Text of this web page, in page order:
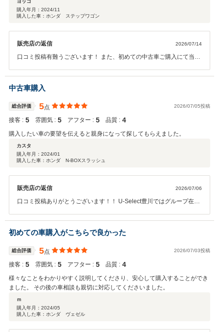
ヨッコ
購入年月： 2024/11
購入した車：ホンダ ステップワゴン
販売店の返信 2026/07/14
口コミ投稿有難うございます！ また、初めての中古車ご購入にて当店
フ対応につきまして温かいお言葉まで頂き、 感激しております。今後
も点検、車検はじめとしたメンテナンスや お車のお買い替え時も是非
ご用命下さいませ！ どうぞよろしくお願いします！！
中古車購入
総合評価 5点 2026/07/05投稿
接客 : 5 雰囲気 : 5 アフター : 5 品質 : 4
購入したい車の要望を伝えると親身になって探してもらえました。
カスタ
購入年月： 2024/01
購入した車：ホンダ N-BOXスラッシュ
販売店の返信 2026/07/06
口コミ投稿ありがとうございます！！ U-Select豊川ではグループ在庫
たします！！ 今後もご満足頂けるようにスタッフ全員で取り組んで参
りますので、 末永いお付合いの程よろしくお願いいたします！！
初めての車購入がこちらで良かった
総合評価 5点 2026/07/03投稿
接客 : 5 雰囲気 : 5 アフター : 5 品質 : 4
様々なことをわかりやすく説明してくださり、安心して購入することができ
ました。 その後の車相談も親切に対応してくださいました。
ｍ
購入年月： 2024/05
購入した車：ホンダ ヴェゼル